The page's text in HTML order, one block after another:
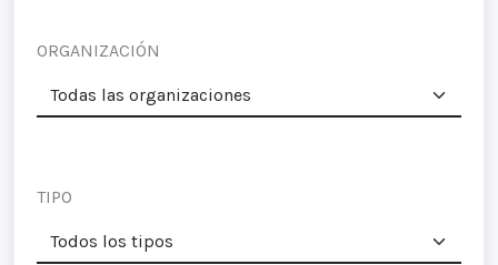
ORGANIZACIÓN
TIPO